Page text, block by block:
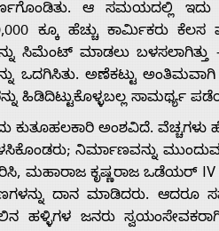
ಆ ಸಮಯದಲ್ಲಿ ಇದು
ಕ್ಕೂ ಹೆಚ್ಚು ಕಾರ್ಮಿಕರು ಕೆಲಸ
ಸಿಮೆಂಟ್ ಮಾಡಲು
ಒದಗಿಸಿತು. ಅಣೆಕಟ್ಟು
ಹಿಡಿದಿಟ್ಟುಕೊಳ್ಳಬಲ್ಲ ಸಾಮರ್ಥ್ಯ
ಅಂಶವಿದೆ. ವೆಚ್ಚಗಳು
ನಿರ್ಮಾಣವನ್ನು
ಮಹಾರಾಜ ಕೃಷ್ಣರಾಜ ಒಡೆಯರ್
ದಾನ ಮಾಡಿದರು. ಆದರೂ
ಹಳ್ಳಿಗಳ ಜನರು